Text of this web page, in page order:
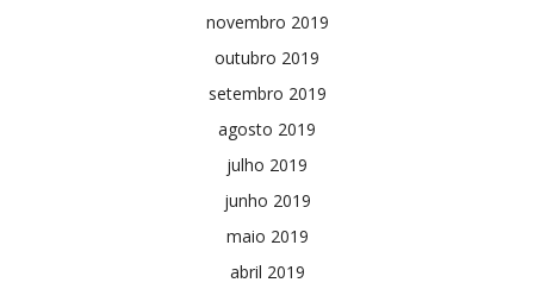
novembro 2019
outubro 2019
setembro 2019
agosto 2019
julho 2019
junho 2019
maio 2019
abril 2019